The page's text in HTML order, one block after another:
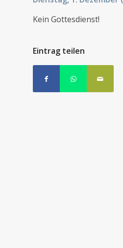
Kein Gottesdienst!
Eintrag teilen